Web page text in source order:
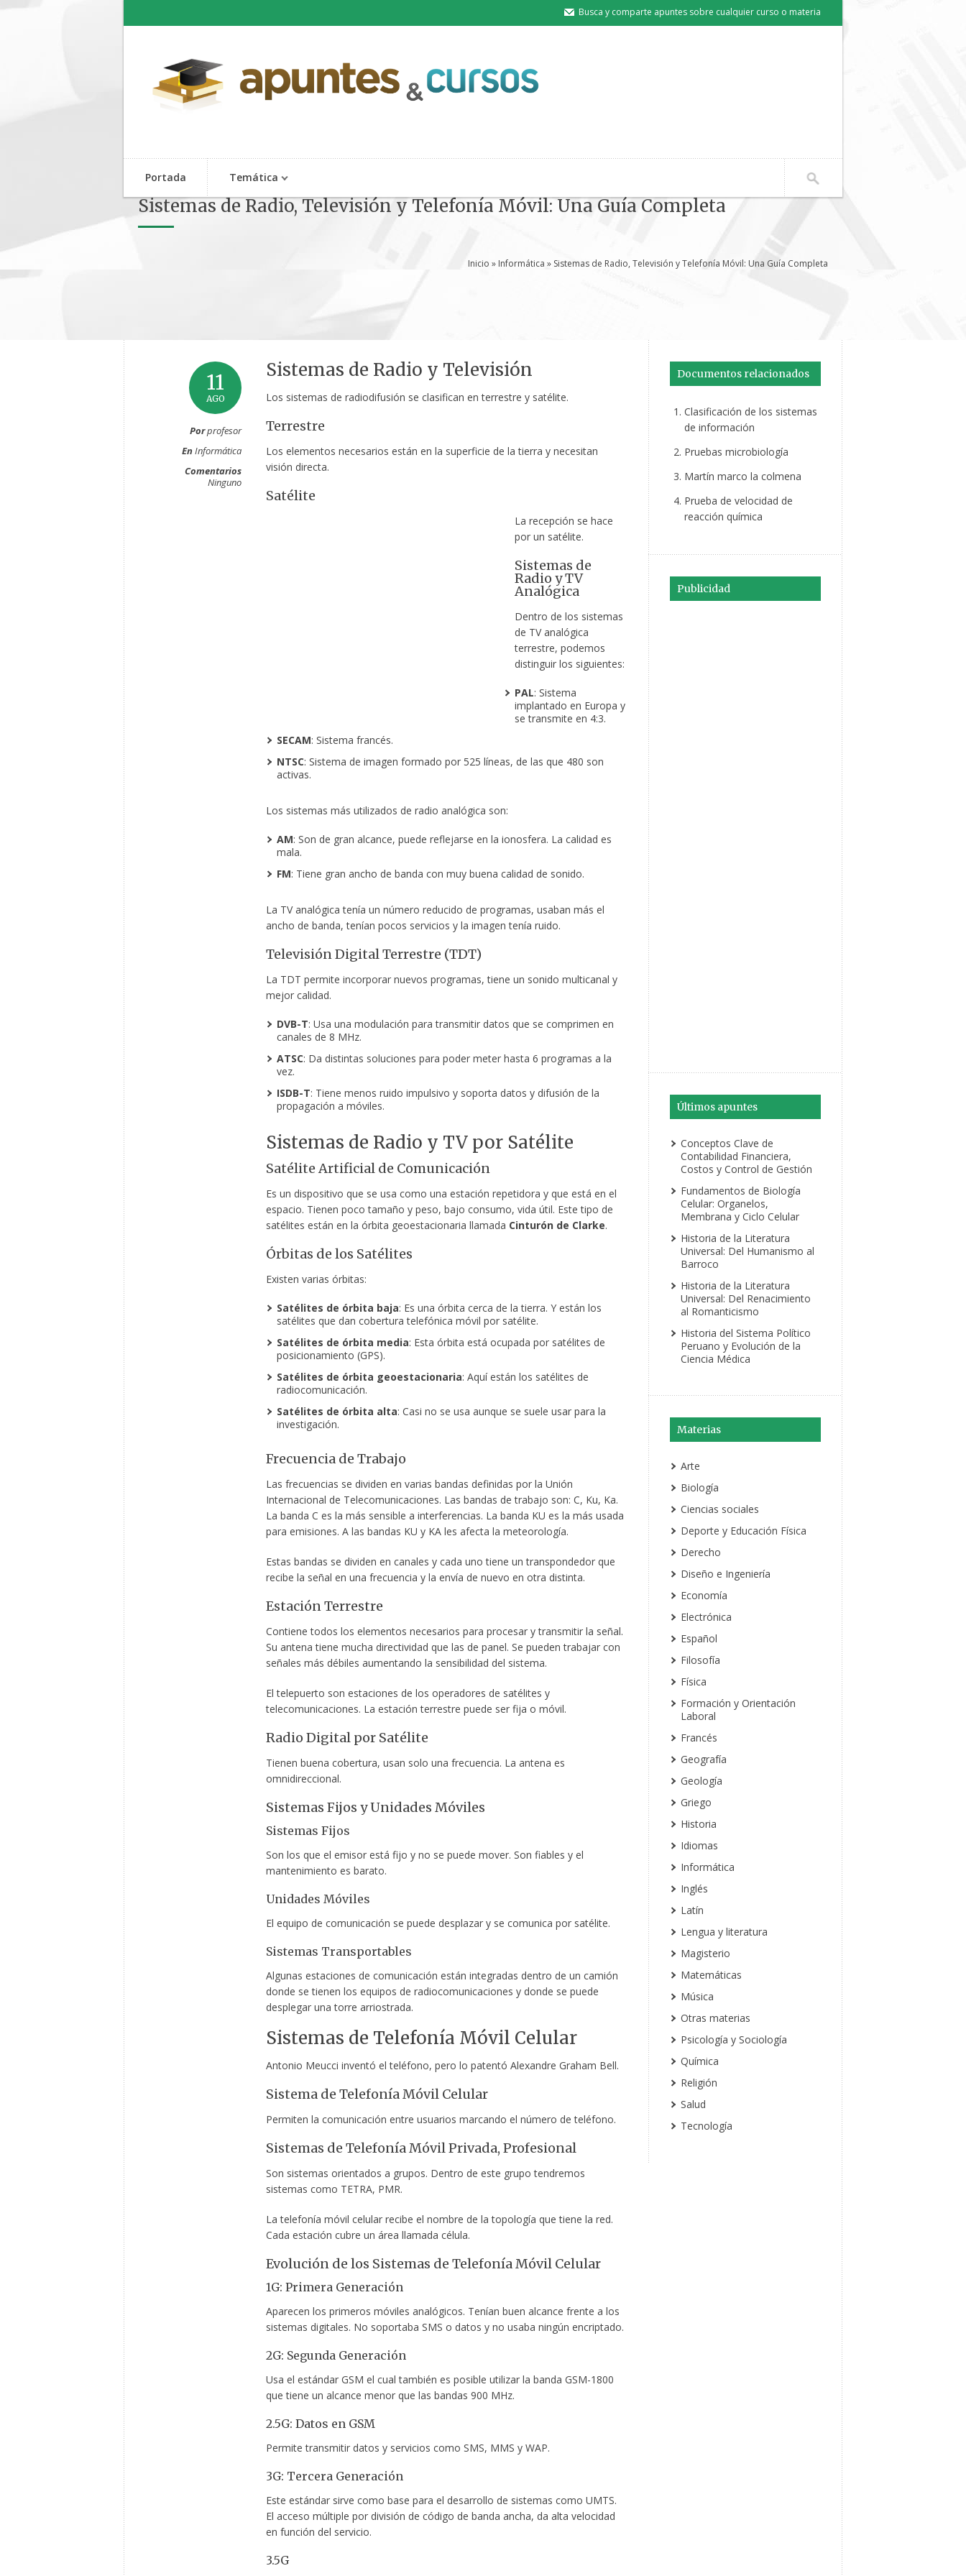
Busca y comparte apuntes sobre cualquier curso o materia
Portada Temática
Sistemas de Radio, Televisión y Telefonía Móvil: Una Guía Completa
Inicio » Informática » Sistemas de Radio, Televisión y Telefonía Móvil: Una Guía Completa
11
AGO
Porprofesor
EnInformática
Comentarios
Ninguno
Sistemas de Radio y Televisión
Los sistemas de radiodifusión se clasifican en terrestre y satélite.
Terrestre
Los elementos necesarios están en la superficie de la tierra y necesitan
visión directa.
Satélite
La recepción se hace
por un satélite.
Sistemas de
Radio y TV
Analógica
Dentro de los sistemas
de TV analógica
terrestre, podemos
distinguir los siguientes:
PAL: Sistema
implantado en Europa y
se transmite en 4:3.
SECAM: Sistema francés.
NTSC: Sistema de imagen formado por 525 líneas, de las que 480 son
activas.
Los sistemas más utilizados de radio analógica son:
AM: Son de gran alcance, puede reflejarse en la ionosfera. La calidad es
mala.
FM: Tiene gran ancho de banda con muy buena calidad de sonido.
La TV analógica tenía un número reducido de programas, usaban más el
ancho de banda, tenían pocos servicios y la imagen tenía ruido.
Televisión Digital Terrestre (TDT)
La TDT permite incorporar nuevos programas, tiene un sonido multicanal y
mejor calidad.
DVB-T: Usa una modulación para transmitir datos que se comprimen en
canales de 8 MHz.
ATSC: Da distintas soluciones para poder meter hasta 6 programas a la
vez.
ISDB-T: Tiene menos ruido impulsivo y soporta datos y difusión de la
propagación a móviles.
Sistemas de Radio y TV por Satélite
Satélite Artificial de Comunicación
Es un dispositivo que se usa como una estación repetidora y que está en el
espacio. Tienen poco tamaño y peso, bajo consumo, vida útil. Este tipo de
satélites están en la órbita geoestacionaria llamada Cinturón de Clarke.
Órbitas de los Satélites
Existen varias órbitas:
Satélites de órbita baja: Es una órbita cerca de la tierra. Y están los
satélites que dan cobertura telefónica móvil por satélite.
Satélites de órbita media: Esta órbita está ocupada por satélites de
posicionamiento (GPS).
Satélites de órbita geoestacionaria: Aquí están los satélites de
radiocomunicación.
Satélites de órbita alta: Casi no se usa aunque se suele usar para la
investigación.
Frecuencia de Trabajo
Las frecuencias se dividen en varias bandas definidas por la Unión
Internacional de Telecomunicaciones. Las bandas de trabajo son: C, Ku, Ka.
La banda C es la más sensible a interferencias. La banda KU es la más usada
para emisiones. A las bandas KU y KA les afecta la meteorología.
Estas bandas se dividen en canales y cada uno tiene un transpondedor que
recibe la señal en una frecuencia y la envía de nuevo en otra distinta.
Estación Terrestre
Contiene todos los elementos necesarios para procesar y transmitir la señal.
Su antena tiene mucha directividad que las de panel. Se pueden trabajar con
señales más débiles aumentando la sensibilidad del sistema.
El telepuerto son estaciones de los operadores de satélites y
telecomunicaciones. La estación terrestre puede ser fija o móvil.
Radio Digital por Satélite
Tienen buena cobertura, usan solo una frecuencia. La antena es
omnidireccional.
Sistemas Fijos y Unidades Móviles
Sistemas Fijos
Son los que el emisor está fijo y no se puede mover. Son fiables y el
mantenimiento es barato.
Unidades Móviles
El equipo de comunicación se puede desplazar y se comunica por satélite.
Sistemas Transportables
Algunas estaciones de comunicación están integradas dentro de un camión
donde se tienen los equipos de radiocomunicaciones y donde se puede
desplegar una torre arriostrada.
Sistemas de Telefonía Móvil Celular
Antonio Meucci inventó el teléfono, pero lo patentó Alexandre Graham Bell.
Sistema de Telefonía Móvil Celular
Permiten la comunicación entre usuarios marcando el número de teléfono.
Sistemas de Telefonía Móvil Privada, Profesional
Son sistemas orientados a grupos. Dentro de este grupo tendremos
sistemas como TETRA, PMR.
La telefonía móvil celular recibe el nombre de la topología que tiene la red.
Cada estación cubre un área llamada célula.
Evolución de los Sistemas de Telefonía Móvil Celular
1G: Primera Generación
Aparecen los primeros móviles analógicos. Tenían buen alcance frente a los
sistemas digitales. No soportaba SMS o datos y no usaba ningún encriptado.
2G: Segunda Generación
Usa el estándar GSM el cual también es posible utilizar la banda GSM-1800
que tiene un alcance menor que las bandas 900 MHz.
2.5G: Datos en GSM
Permite transmitir datos y servicios como SMS, MMS y WAP.
3G: Tercera Generación
Este estándar sirve como base para el desarrollo de sistemas como UMTS.
El acceso múltiple por división de código de banda ancha, da alta velocidad
en función del servicio.
3.5G
Documentos relacionados
Clasificación de los sistemas
de información
Pruebas microbiología
Martín marco la colmena
Prueba de velocidad de
reacción química
Publicidad
Últimos apuntes
Conceptos Clave de
Contabilidad Financiera,
Costos y Control de Gestión
Fundamentos de Biología
Celular: Organelos,
Membrana y Ciclo Celular
Historia de la Literatura
Universal: Del Humanismo al
Barroco
Historia de la Literatura
Universal: Del Renacimiento
al Romanticismo
Historia del Sistema Político
Peruano y Evolución de la
Ciencia Médica
Materias
Arte
Biología
Ciencias sociales
Deporte y Educación Física
Derecho
Diseño e Ingeniería
Economía
Electrónica
Español
Filosofía
Física
Formación y Orientación
Laboral
Francés
Geografía
Geología
Griego
Historia
Idiomas
Informática
Inglés
Latín
Lengua y literatura
Magisterio
Matemáticas
Música
Otras materias
Psicología y Sociología
Química
Religión
Salud
Tecnología